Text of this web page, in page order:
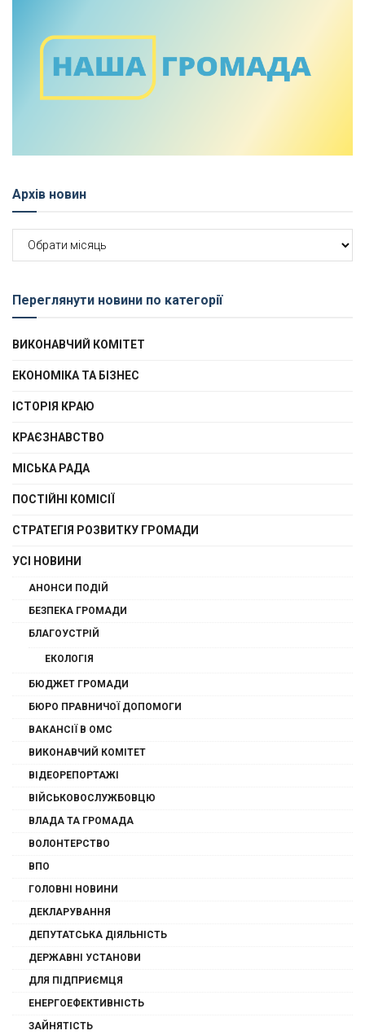
Архів новин
новин
Переглянути новини по категорії
ВИКОНАВЧИЙ КОМІТЕТ
ЕКОНОМІКА ТА БІЗНЕС
ІСТОРІЯ КРАЮ
КРАЄЗНАВСТВО
МІСЬКА РАДА
ПОСТІЙНІ КОМІСІЇ
СТРАТЕГІЯ РОЗВИТКУ ГРОМАДИ
УСІ НОВИНИ
АНОНСИ ПОДІЙ
БЕЗПЕКА ГРОМАДИ
БЛАГОУСТРІЙ
ЕКОЛОГІЯ
БЮДЖЕТ ГРОМАДИ
БЮРО ПРАВНИЧОЇ ДОПОМОГИ
ВАКАНСІЇ В ОМС
ВИКОНАВЧИЙ КОМІТЕТ
ВІДЕОРЕПОРТАЖІ
ВІЙСЬКОВОСЛУЖБОВЦЮ
ВЛАДА ТА ГРОМАДА
ВОЛОНТЕРСТВО
ВПО
ГОЛОВНІ НОВИНИ
ДЕКЛАРУВАННЯ
ДЕПУТАТСЬКА ДІЯЛЬНІСТЬ
ДЕРЖАВНІ УСТАНОВИ
ДЛЯ ПІДПРИЄМЦЯ
ЕНЕРГОЕФЕКТИВНІСТЬ
ЗАЙНЯТІСТЬ